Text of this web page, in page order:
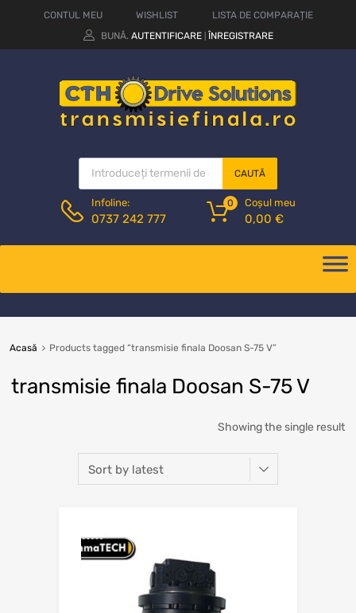
CONTUL MEU WISHLIST
LISTA DE COMPARAȚIE
BUNĂ. AUTENTIFICARE ÎNREGISTRARE
CAUTĂ
Infoline:
0737 242 777
Coșul meu
0,00 €
0
Acasă Products tagged “transmisie finala Doosan S-75 V”
transmisie finala Doosan S-75 V
Showing the single result